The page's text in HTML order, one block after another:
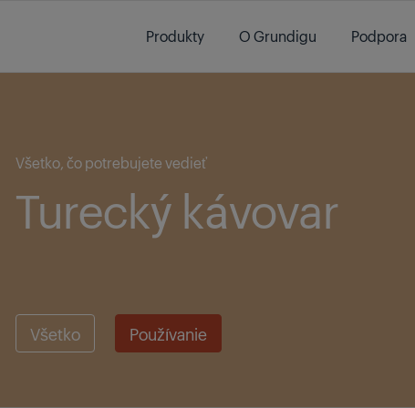
Produkty
O Grundigu Podpora
Všetko, čo potrebujete vedieť
Turecký kávovar
Všetko Používanie